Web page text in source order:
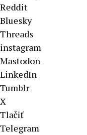
Reddit
Bluesky
Threads
instagram
Mastodon
LinkedIn
Tumblr
X
Tlačiť
Telegram